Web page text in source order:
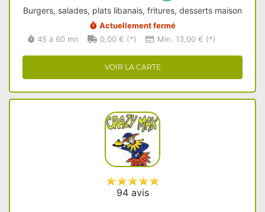
Burgers, salades, plats libanais, fritures, desserts maison
Actuellement fermé
45 à 60 mn
0,00 € (*) Min. 13,00 € (*)
VOIR LA CARTE
94 avis